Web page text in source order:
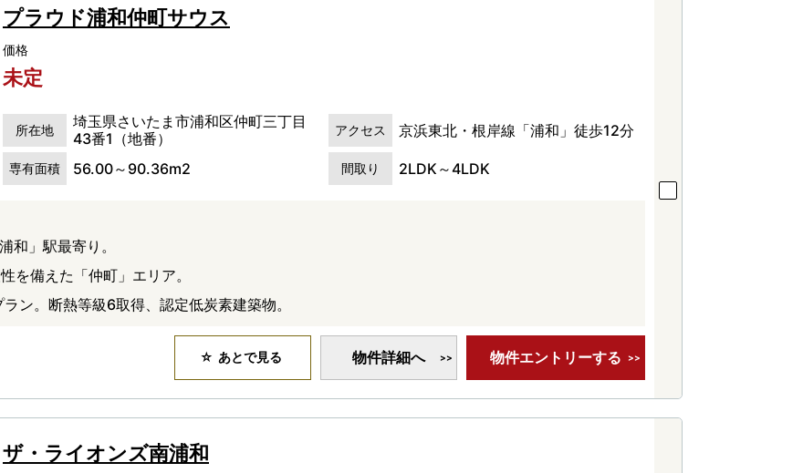
プラウド浦和仲町サウス
価格
未定
所在地
埼玉県さいたま市浦和区仲町三丁目
43番1（地番）
アクセス 京浜東北・根岸線「浦和」徒歩12分
専有面積 56.00～90.36m2 間取り 2LDK～4LDK
和」駅最寄り。
を備えた「仲町」エリア。
ン。断熱等級6取得、認定低炭素建築物。
あとで見る 物件詳細へ 物件エントリーする
ザ・ライオンズ南浦和